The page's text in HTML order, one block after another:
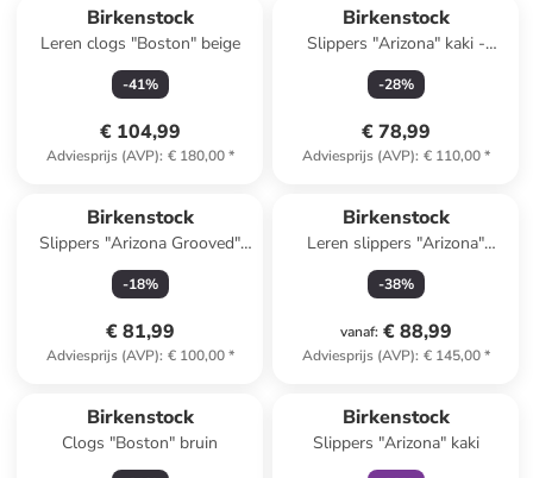
Birkenstock
Leren clogs "Boston" beige
-41%
€ 104,99
Adviesprijs (AVP): € 180,00*
Birkenstock
Slippers "Arizona" kaki -
wijdte S
-28%
€ 78,99
Adviesprijs (AVP): € 110,00*
Birkenstock
Slippers "Arizona Grooved"
zwart - wijdte S
-18%
€ 81,99
Adviesprijs (AVP): € 100,00*
Birkenstock
Leren slippers "Arizona"
lichtbruin
-38%
vanaf: € 88,99
Adviesprijs (AVP): € 145,00*
Birkenstock
Clogs "Boston" bruin
Birkenstock
Slippers "Arizona" kaki